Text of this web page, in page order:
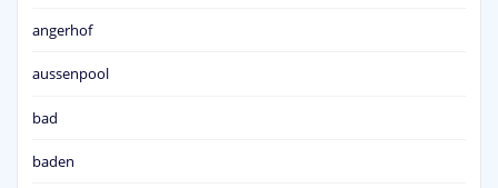
angerhof
aussenpool
bad
baden